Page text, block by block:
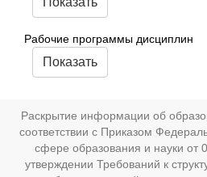
Рабочие программы дисциплин
Показать
Раскрытие информации об
соответствии с Приказом
сфере образования и науки
утверждении Требований к